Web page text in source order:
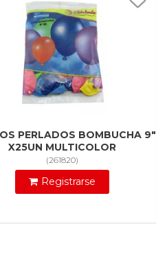
PERLADOS BOMBUCHA 9"
X25UN MULTICOLOR
(261820)
Registrarse